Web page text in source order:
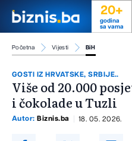
20+
godina
sa vama
Početna Vijesti BiH
GOSTI IZ HRVATSKE, SRBIJE..
Više od 20.000
i čokolade u Tuzli
Autor: Biznis.ba 18. 05. 2026.